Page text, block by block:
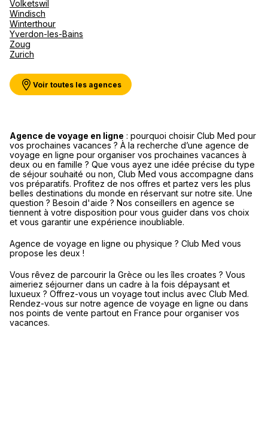
VALENCE
19 Rue de l'Université 26000 Valence
Agence de Voyages Club Med
Annecy
2 Rue de la Poste 74000 Annecy
Fermé.Ouvre demain à 10:00
Rendez-vous
Havas voyages Thonon les Bains |
Espace Club Med
5 Rue Saint-Sébastien 74200 Thonon-Les-Bains
Volketswil
Windisch
Winterthour
Yverdon-les-Bains
Zoug
Zurich
Voir toutes les agences
Agence de voyage en ligne : pourquoi choisir Club Med pour
vos prochaines vacances ? À la recherche d’une agence de
voyage en ligne pour organiser vos prochaines vacances à
deux ou en famille ? Que vous ayez une idée précise du type
de séjour souhaité ou non, Club Med vous accompagne dans
vos préparatifs. Profitez de nos offres et partez vers les plus
belles destinations du monde en réservant sur notre site. Une
question ? Besoin d'aide ? Nos conseillers en agence se
tiennent à votre disposition pour vous guider dans vos choix
et vous garantir une expérience inoubliable.
Agence de voyage en ligne ou physique ? Club Med vous
propose les deux !
Vous rêvez de parcourir la Grèce ou les îles croates ? Vous
aimeriez séjourner dans un cadre à la fois dépaysant et
luxueux ? Offrez-vous un voyage tout inclus avec Club Med.
Rendez-vous sur notre agence de voyage en ligne ou dans
nos points de vente partout en France pour organiser vos
vacances.